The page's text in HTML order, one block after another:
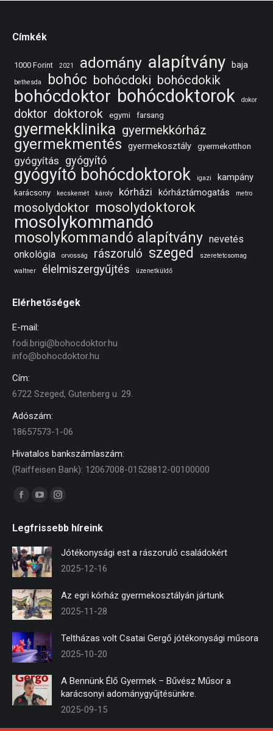
Címkék
1000 Forint 2021 adomány alapítvány baja
bethesda bohóc bohócdoki bohócdokik
bohócdoktor bohócdoktorok dokor
doktor doktorok egymi farsang
gyermekklinika gyermekkórház
gyermekmentés gyermekosztály gyermekotthon
gyógyítás gyógyító
gyógyító bohócdoktorok igazi kampány
karácsony kecskemét károly kórházi kórháztámogatás metro
mosolydoktor mosolydoktorok
mosolykommandó
mosolykommandó alapítvány nevetés
onkológia
orvosság rászoruló szeged
szeretetcsomag
waltner
élelmiszergyűjtés üzenetküldő
Elérhetőségek
E-mail:
fodi.brigi@bohocdoktor.hu
info@bohocdoktor.hu
Cím:
6722 Szeged, Gutenberg u. 29.
Adószám:
18657573-1-06
Hivatalos bankszámlaszám:
(Raiffeisen Bank): 12067008-01528812-00100000
Find us on:
Facebook
opens
in
new
window
YouTube
opens
in
new
window
Instagram
opens
new
Legfrissebb híreink
Jótékonysági est a rászoruló családokért
2025-12-16
Az egri kórház gyermekosztályán jártunk
2025-11-28
Teltházas volt Csatai Gergő jótékonysági műsora
2025-10-20
A Bennünk Élő Gyermek – Bűvész Műsor a
karácsonyi adománygyűjtésünkre.
2025-09-15